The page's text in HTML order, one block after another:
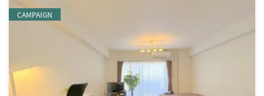
CAMPAIGN